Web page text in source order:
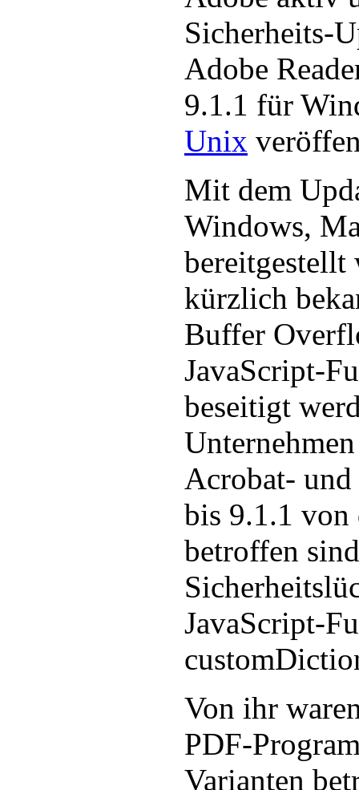
Sicherheits-
Adobe
9.1.1 für
Unix
Mit dem
Windows,
bereitgestellt
kürzlich
Buffer
JavaScript-
beseitigt
Acrobat- und
bis 9.1.1 von
betroffen
JavaScript-
Von ihr
PDF-
Varianten